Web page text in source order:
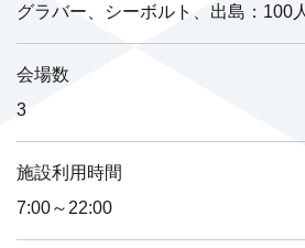
グラバー、シーボルト、出島：100人
会場数
3
施設利用時間
7:00～22:00